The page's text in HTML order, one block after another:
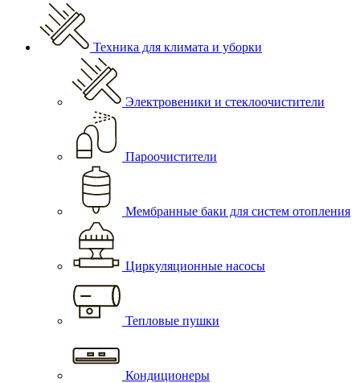
Техника для климата и уборки
Электровеники и стеклоочистители
Пароочистители
Мембранные баки для систем отопления
Циркуляционные насосы
Тепловые пушки
Кондиционеры